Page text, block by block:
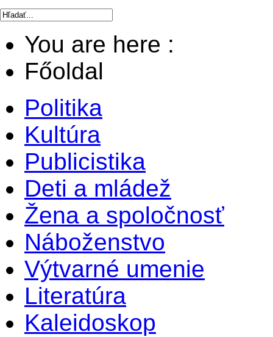
You are here :
Főoldal
Politika
Kultúra
Publicistika
Deti a mládež
Žena a spoločnosť
Náboženstvo
Výtvarné umenie
Literatúra
Kaleidoskop